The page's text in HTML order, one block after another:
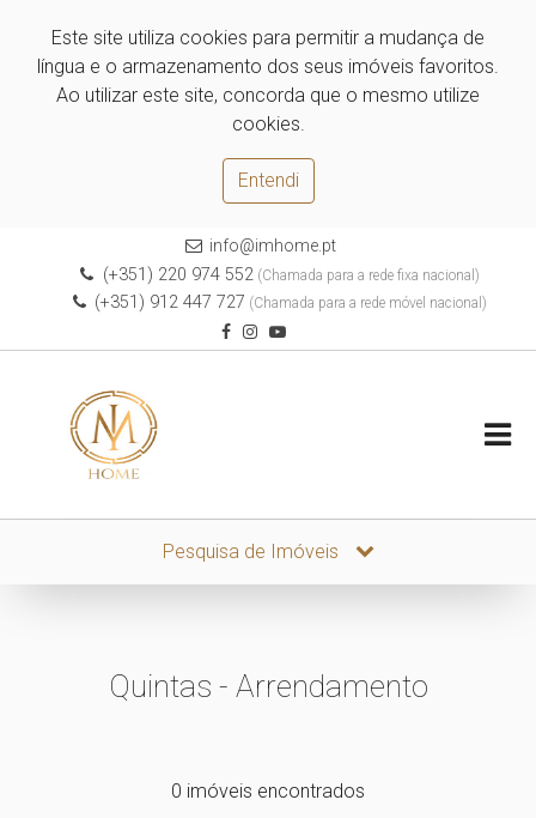
Este site utiliza cookies para permitir a mudança de
língua e o armazenamento dos seus imóveis favoritos.
Ao utilizar este site, concorda que o mesmo utilize
cookies.
Entendi
info@imhome.pt
(+351) 220 974 552(Chamada para a rede fixa nacional)
(+351) 912 447 727 (Chamada para a rede móvel nacional)
Pesquisa de Imóveis
Quintas - Arrendamento
0 imóveis encontrados